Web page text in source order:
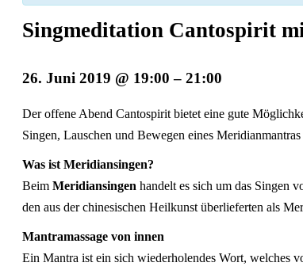
Singmeditation Cantospirit
26. Juni 2019 @ 19:00 – 21:00
Veranstaltung
Der offene Abend Cantospirit bietet eine gute
Singen, Lauschen und Bewegen eines
Was ist Meridiansingen?
Beim Meridiansingen handelt es sich um das Singen
den aus der chinesischen Heilkunst überlieferten als
Mantramassage von innen
Ein Mantra ist ein sich wiederholendes Wort, welches